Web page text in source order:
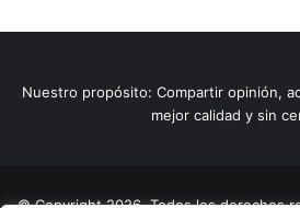
Nuestro propósito: Compartir opinión,
mejor calidad y sin
© Copyright 2026, Todos los derechos